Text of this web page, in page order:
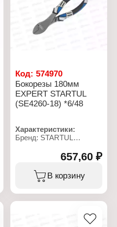
Код:574970
Бокорезы 180мм
EXPERT STARTUL
(SE4260-18) *6/48
Характеристики:
Бренд: STARTUL
Серия: "Expert"
Тип товара: Бокорезы
Вариация: кусачки
Особенность:
рукоятки
Материал губок: CrV
657,60 ₽
В корзину